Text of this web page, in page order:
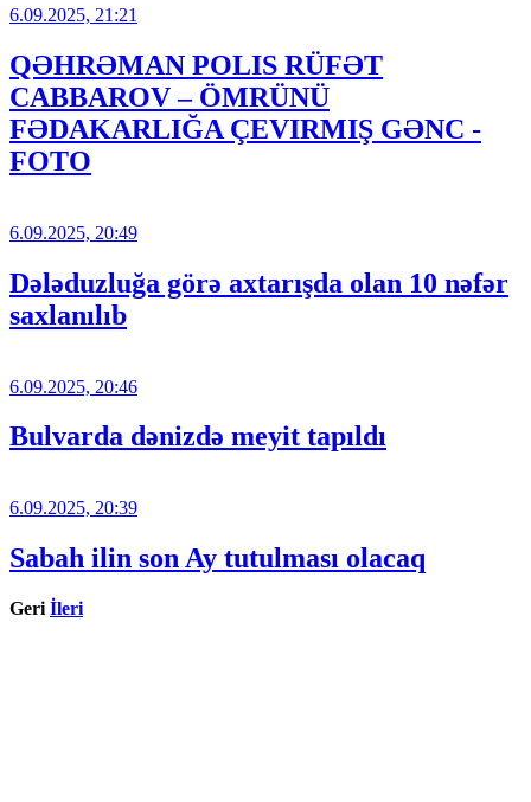
6.09.2025, 21:21
QƏHRƏMAN POLIS RÜFƏT
CABBAROV – ÖMRÜNÜ
FƏDAKARLIĞA ÇEVIRMIŞ GƏNC -
FOTO
6.09.2025, 20:49
Dələduzluğa görə axtarışda olan 10 nəfər
saxlanılıb
6.09.2025, 20:46
Bulvarda dənizdə meyit tapıldı
6.09.2025, 20:39
Sabah ilin son Ay tutulması olacaq
Geri İleri